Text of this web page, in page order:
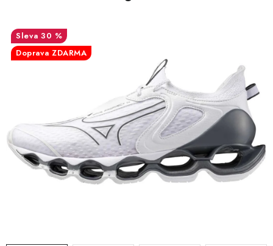
DÁMSKÉ OBLEČENÍ
DOPLŇKY
VELIKOSTNÍ TABULKY
KONTAKT
30 %
Doprava ZDARMA